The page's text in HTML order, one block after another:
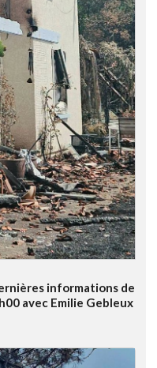
informations de
avec Emilie Gebleux